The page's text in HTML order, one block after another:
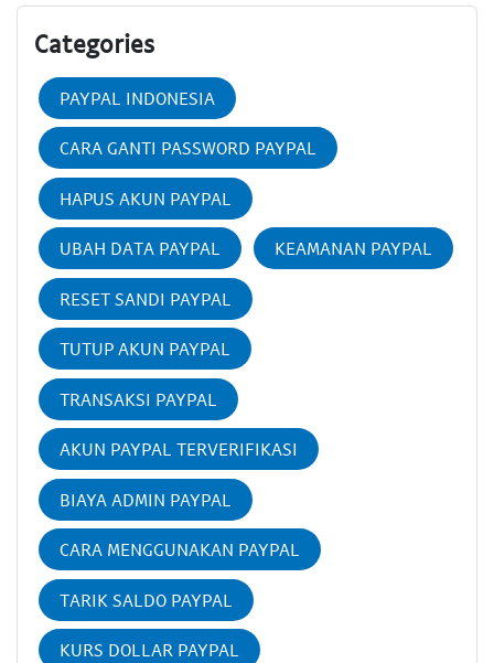
Categories
PAYPAL INDONESIA
CARA GANTI PASSWORD PAYPAL
HAPUS AKUN PAYPAL
UBAH DATA PAYPAL KEAMANAN PAYPAL
RESET SANDI PAYPAL
TUTUP AKUN PAYPAL
TRANSAKSI PAYPAL
AKUN PAYPAL TERVERIFIKASI
BIAYA ADMIN PAYPAL
CARA MENGGUNAKAN PAYPAL
TARIK SALDO PAYPAL
KURS DOLLAR PAYPAL